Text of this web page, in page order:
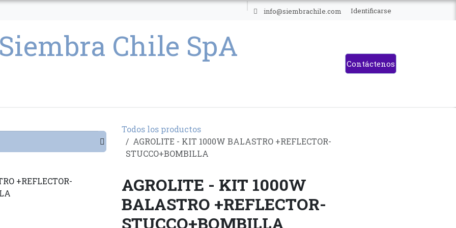
info@siembrachile.com Identificarse
Contáctenos
Todos los productos
AGROLITE - KIT 1000W BALASTRO +REFLECTOR-
STUCCO+BOMBILLA
AGROLITE - KIT 1000W
BALASTRO +REFLECTOR-
STUCCO+BOMBILLA